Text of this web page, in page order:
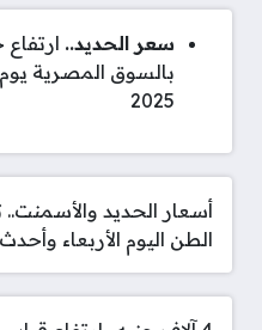
سعر الحديد..
2025
أسعار الحديد
الطن اليوم الأربعاء